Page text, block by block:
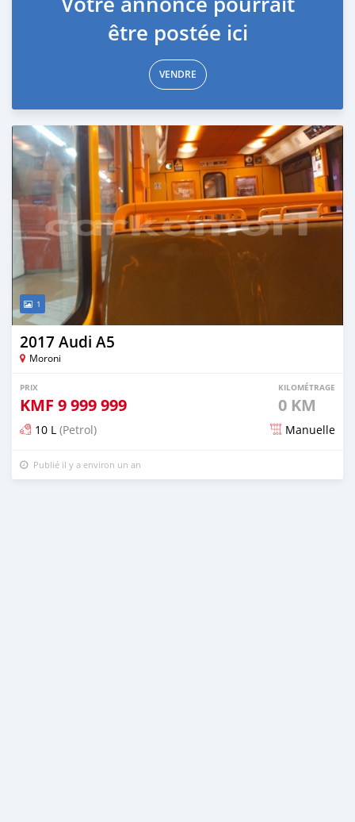
être postée ici
VENDRE
1
2017 Audi A5
Moroni
PRIX
KMF 9 999 999
KILOMÉTRAGE
0 KM
10 L (Petrol) Manuelle
Publié il y a environ un an